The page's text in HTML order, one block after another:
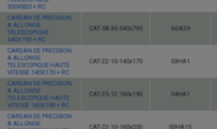
500X820 + RC
CARDAN DE PRECISION
A ALLONGE
TELESCOPIQUE
540X795 + RC
CAT-58-30-540x795 6GA29
CARDAN DE PRECISION
A ALLONGE
TELESCOPIQUE HAUTE
VITESSE 140X170 + RC
CAT-22-10-140x170 03HA1
CARDAN DE PRECISION
A ALLONGE
TELESCOPIQUE HAUTE
VITESSE 160X190 + RC
CAT-25-12-160x190 04HA1
CARDAN DE PRECISION
A ALLONGE
CAT-22-10-160x200 03HA15